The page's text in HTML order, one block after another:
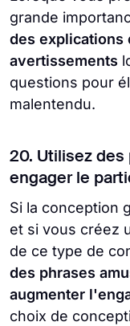
grande
des explications
avertissements
questions pour
malentendu.
20. Utilisez des
engager le
Si la conception
et si vous créez
de ce type de
des phrases
augmenter
choix de